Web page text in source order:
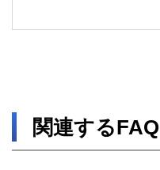
関連するFAQ